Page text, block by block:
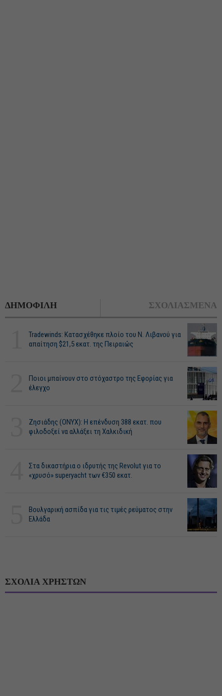
ΔΗΜΟΦΙΛΗ ΣΧΟΛΙΑΣΜΕΝΑ
Tradewinds: Κατασχέθηκε πλοίο του Ν. Λιβανού για
απαίτηση $21,5 εκατ. της Πειραιώς
Ποιοι μπαίνουν στο στόχαστρο της Εφορίας για
έλεγχο
Ζησιάδης (ONYX): Η επένδυση 388 εκατ. που
φιλοδοξεί να αλλάξει τη Χαλκιδική
Στα δικαστήρια ο ιδρυτής της Revolut για το
«χρυσό» superyacht των €350 εκατ.
Βουλγαρική ασπίδα για τις τιμές ρεύματος στην
Ελλάδα
ΣΧΟΛΙΑ ΧΡΗΣΤΩΝ